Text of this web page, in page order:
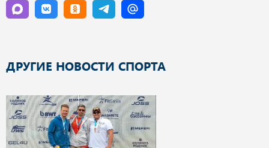
ДРУГИЕ НОВОСТИ СПОРТА